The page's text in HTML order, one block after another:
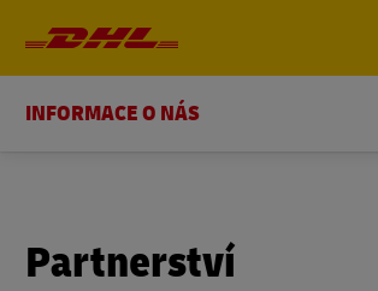
INFORMACE O NÁS
Partnerství